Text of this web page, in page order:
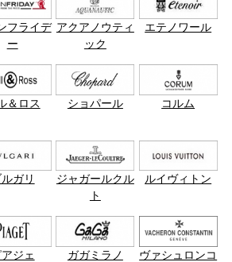
フライデ
ー
アクアノウティ
ック
エテノワール
＆ロス ショパール コルム
ガリ
ジャガールクル
ト
ルイヴィトン
アジェ ガガミラノ
ヴァシュロンコ